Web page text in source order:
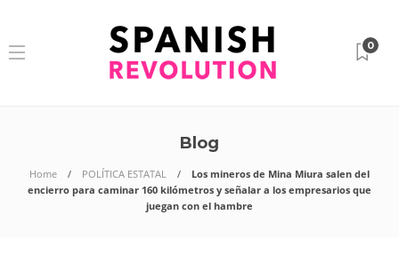
0
Blog
Home POLÍTICA ESTATAL
Los mineros de Mina Miura salen del
encierro para caminar 160 kilómetros y señalar a los empresarios que
juegan con el hambre